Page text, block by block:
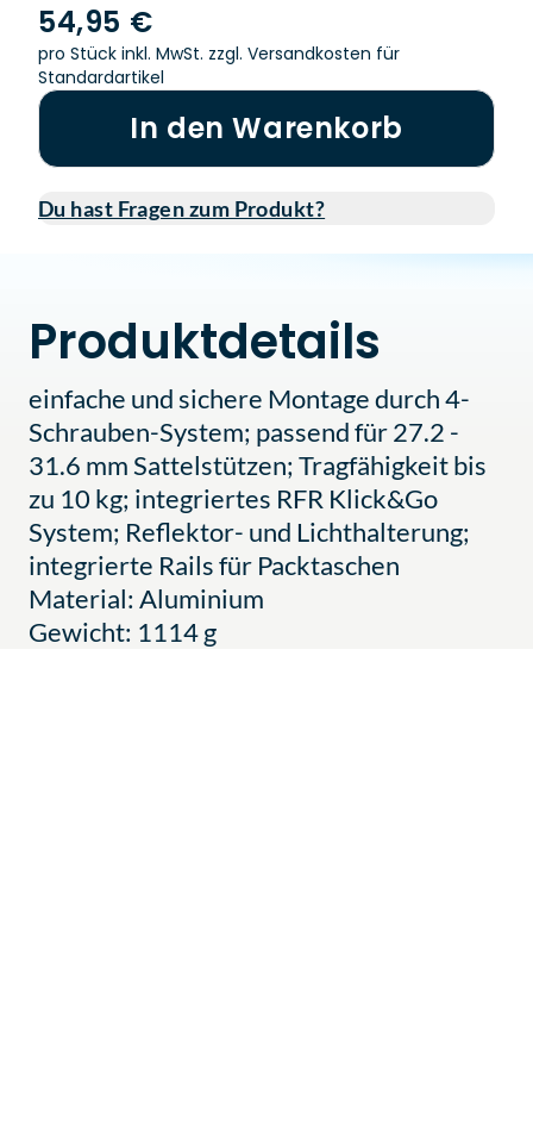
54,95 €
pro Stück inkl. MwSt. zzgl. Versandkosten für
Standardartikel
In den Warenkorb
Du hast Fragen zum Produkt?
Produktdetails
einfache und sichere Montage durch 4-
Schrauben-System; passend für 27.2 -
31.6 mm Sattelstützen; Tragfähigkeit bis
zu 10 kg; integriertes RFR Klick&Go
System; Reflektor- und Lichthalterung;
integrierte Rails für Packtaschen
Material: Aluminium
Gewicht: 1114 g